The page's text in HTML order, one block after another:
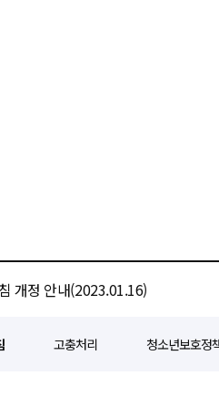
개정 안내(2023.01.16)
고충처리 청소년보호정